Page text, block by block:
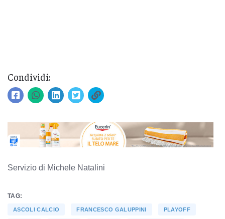
Condividi:
Servizio di Michele Natalini
TAG:
ASCOLI CALCIO FRANCESCO GALUPPINI PLAYOFF